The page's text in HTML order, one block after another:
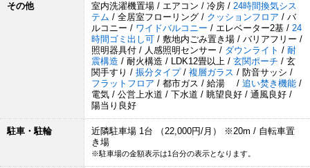
その他 室内洗濯機置場 / エアコン / 冷房 / 24時間換気シス
テム / 全居室フローリング / クッションフロア / バ
ルコニー / ワイドバルコニー / エレベーター2基 / 24
時間ゴミ出し可 / 敷地内ごみ置き場 / バリアフリー /
照明器具付 / 人感照明センサー / ダウンライト / 耐
震構造 / 耐火構造 / LDK12畳以上 / 玄関ポーチ / 玄
関手すり / 振分タイプ / 複層ガラス / 防音サッシ /
フラットフロア / 都市ガス / 給湯 / 追い焚き機能 /
電気 / 公営上水道 / 下水道 / 眺望良好 / 通風良好 /
陽当り良好
駐車・駐輪
近隣駐車場 1台 （22,000円/月） ※20m / 自転車置
き場
※駐車場の金額表示は1台分の表示となります。